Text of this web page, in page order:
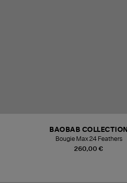
260,00 €
BAOBAB COLLECTION
Bougie Max 24 Feathers